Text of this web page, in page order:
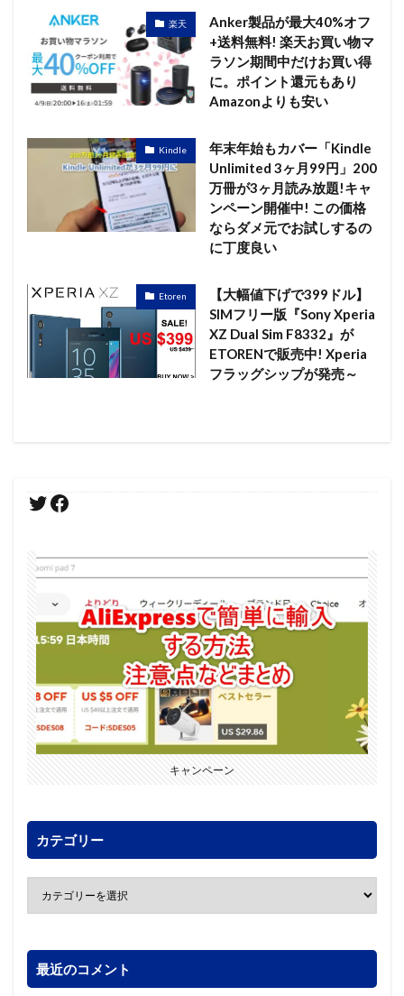
楽天
Anker製品が最大40%オフ
+送料無料! 楽天お買い物マ
ラソン期間中だけお買い得
に。ポイント還元もあり
Amazonよりも安い
Kindle
年末年始もカバー「Kindle
Unlimited 3ヶ月99円」200
万冊が3ヶ月読み放題!キャ
ンペーン開催中! この価格
ならダメ元でお試しするの
に丁度良い
Etoren
【大幅値下げで399ドル】
SIMフリー版『Sony Xperia
XZ Dual Sim F8332』が
ETORENで販売中! Xperia
フラッグシップが発売～
キャンペーン
カテゴリー
最近のコメント